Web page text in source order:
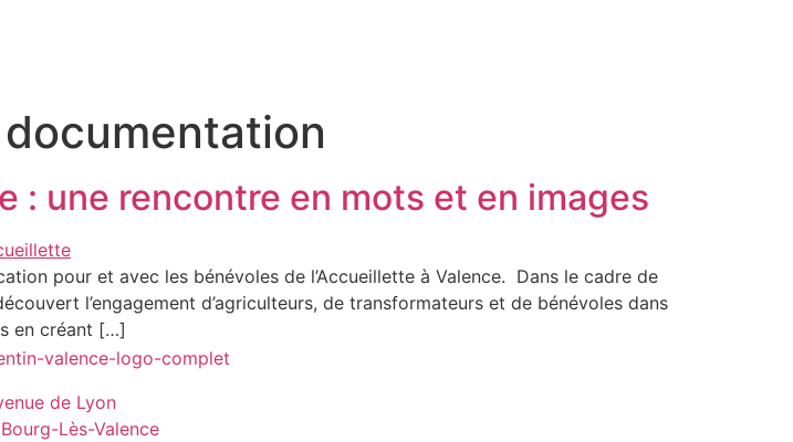
documentation
: une rencontre en mots et en images
pour et avec les bénévoles de l’Accueillette à Valence. Dans le cadre de
l’engagement d’agriculteurs, de transformateurs et de bénévoles dans
en créant […]
de Lyon
Lès-Valence